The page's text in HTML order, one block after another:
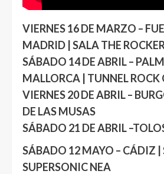
VIERNES 16 DE MARZO –
MADRID | SALATHE
SÁBADO 14 DE ABRIL –
MALLORCA | TUNNEL ROCK
VIERNES 20 DE ABRIL –
DE LAS MUSAS
SÁBADO 21 DE ABRIL
SÁBADO 12 MAYO – CÁDIZ |
SUPERSONIC NEA